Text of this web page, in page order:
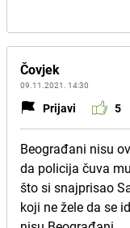
Čovjek
09.11.2021. 14:30
Prijavi 5
Beograđani nisu
da policija čuva
što si snajprisao
koji ne žele da se